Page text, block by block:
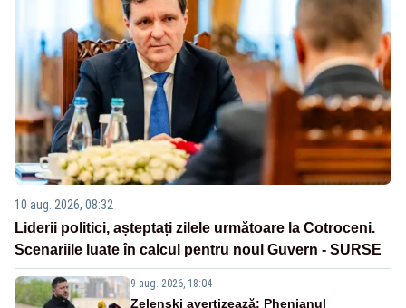
10 aug. 2026, 08:32
Liderii politici, așteptați zilele următoare la Cotroceni.
Scenariile luate în calcul pentru noul Guvern - SURSE
9 aug. 2026, 18:04
Zelenski avertizează: Phenianul